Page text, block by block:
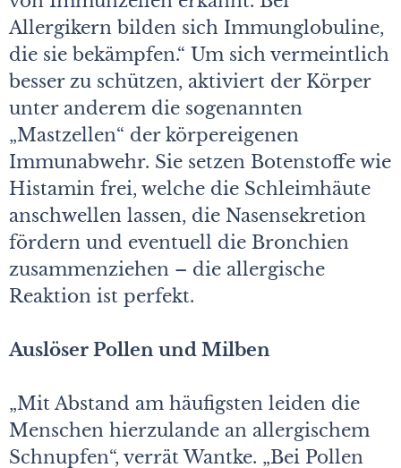
Allergikern bilden sich Immunglobuline,
die sie bekämpfen.“ Um sich vermeintlich
besser zu schützen, aktiviert der Körper
unter anderem die sogenannten
„Mastzellen“ der körpereigenen
Immunabwehr. Sie setzen Botenstoffe wie
Histamin frei, welche die Schleimhäute
anschwellen lassen, die Nasensekretion
fördern und eventuell die Bronchien
zusammenziehen – die allergische
Reaktion ist perfekt.
Auslöser Pollen und Milben
„Mit Abstand am häufigsten leiden die
Menschen hierzulande an allergischem
Schnupfen“, verrät Wantke. „Bei Pollen